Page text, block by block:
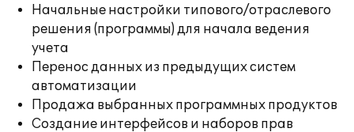
Начальные настройки типового/отраслевого
решения (программы) для начала ведения
учета
Перенос данных из предыдущих систем
автоматизации
Продажа выбранных программных продуктов
Создание интерфейсов и наборов прав